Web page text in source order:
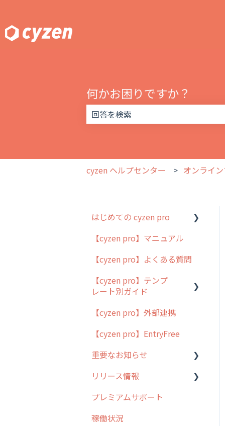
何かお困りですか？
cyzen ヘルプセンター オンライ
はじめての cyzen pro
cyzen pro とは？
簡易マニュアル
cyzen proの位置情報取得
について
用語集
よくある質問
【cyzen pro】マニュアル
【cyzen pro】よくある質問
【cyzen pro】テンプ
レート別ガイド
ポスティング
ラウンダー
メンテナンス
外廻り営業
清掃
不動産
【cyzen pro】外部連携
【cyzen pro】EntryFree
重要なお知らせ
過去の重要なお知らせ
障害情報
リリース情報
リリース
2026年のリリース情報
プレミアムサポート
稼働状況